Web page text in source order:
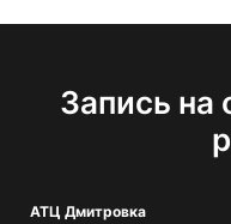
Запись на
АТЦ Дмитровка